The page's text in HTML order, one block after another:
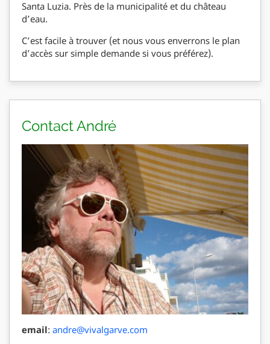
Santa Luzia. Près de la municipalité et du château
d’eau.
C’est facile à trouver (et nous vous enverrons le plan
d’accès sur simple demande si vous préférez).
Contact André
email: andre@vivalgarve.com